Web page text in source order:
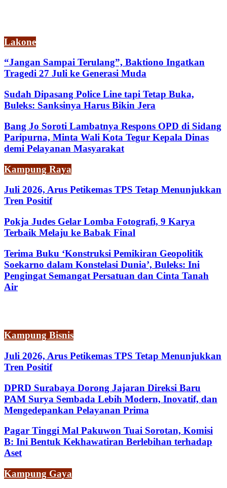
Lakone
“Jangan Sampai Terulang”, Baktiono Ingatkan
Tragedi 27 Juli ke Generasi Muda
Sudah Dipasang Police Line tapi Tetap Buka,
Buleks: Sanksinya Harus Bikin Jera
Bang Jo Soroti Lambatnya Respons OPD di Sidang
Paripurna, Minta Wali Kota Tegur Kepala Dinas
demi Pelayanan Masyarakat
Kampung Raya
Juli 2026, Arus Petikemas TPS Tetap Menunjukkan
Tren Positif
Pokja Judes Gelar Lomba Fotografi, 9 Karya
Terbaik Melaju ke Babak Final
Terima Buku ‘Konstruksi Pemikiran Geopolitik
Soekarno dalam Konstelasi Dunia’, Buleks: Ini
Pengingat Semangat Persatuan dan Cinta Tanah
Air
Kampung Bisnis
Juli 2026, Arus Petikemas TPS Tetap Menunjukkan
Tren Positif
DPRD Surabaya Dorong Jajaran Direksi Baru
PAM Surya Sembada Lebih Modern, Inovatif, dan
Mengedepankan Pelayanan Prima
Pagar Tinggi Mal Pakuwon Tuai Sorotan, Komisi
B: Ini Bentuk Kekhawatiran Berlebihan terhadap
Aset
Kampung Gaya